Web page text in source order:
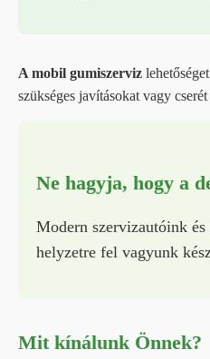
A mobil gumiszerviz
szükséges javításokat vagy
Ne hagyja, hogy a
Modern szervizautóink
helyzetre fel vagyunk
Mit kínálunk Önnek?